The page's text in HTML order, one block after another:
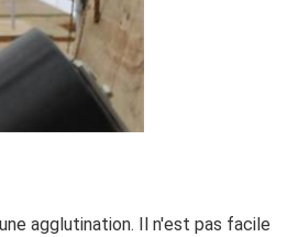
agglutination. Il n'est pas facile